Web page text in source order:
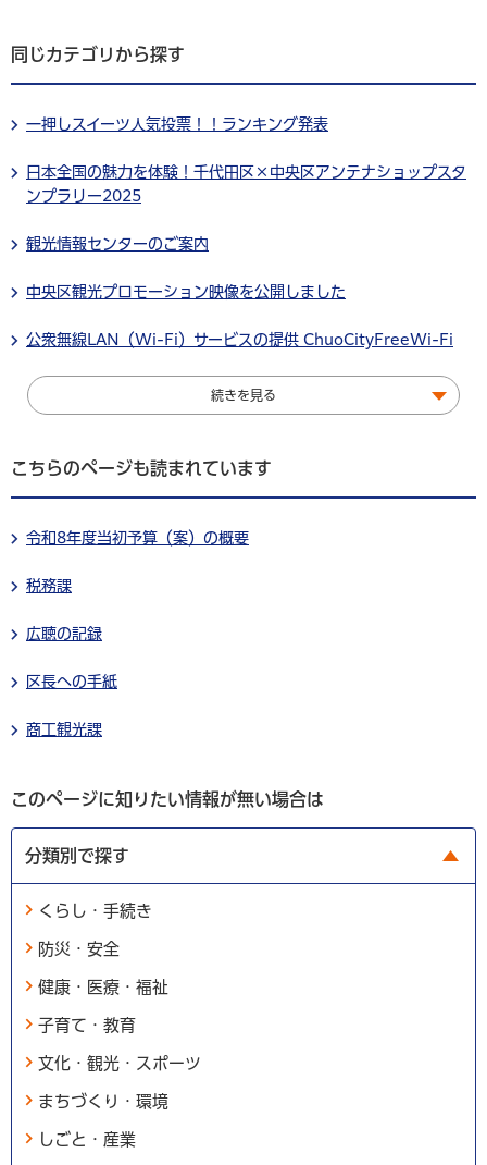
同じカテゴリから探す
一押しスイーツ人気投票！！ランキング発表
日本全国の魅力を体験！千代田区×中央区アンテナショップスタ
ンプラリー2025
観光情報センターのご案内
中央区観光プロモーション映像を公開しました
公衆無線LAN（Wi-Fi）サービスの提供 ChuoCityFreeWi-Fi
続きを見る
こちらのページも読まれています
令和8年度当初予算（案）の概要
税務課
広聴の記録
区長への手紙
商工観光課
このページに知りたい情報が無い場合は
分類別で探す
くらし・手続き
防災・安全
健康・医療・福祉
子育て・教育
文化・観光・スポーツ
まちづくり・環境
しごと・産業